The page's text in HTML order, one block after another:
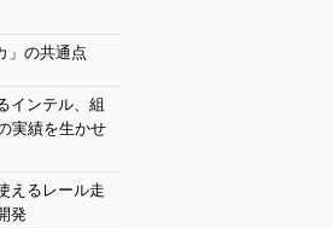
」の共通点
インテル、組
実績を生かせ
えるレール走
発